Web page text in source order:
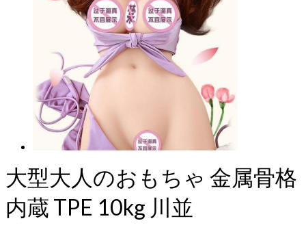
大型大人のおもちゃ 金属骨格
内蔵 TPE 10kg 川並